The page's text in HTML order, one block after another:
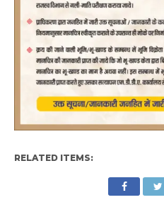
RELATED ITEMS: